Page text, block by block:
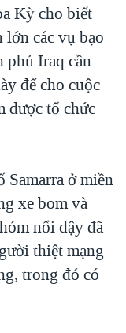
SÂM
THÔN MỸ
Kỳ cho biết
các vụ bạo
phủ Iraq cần
để cho cuộc
được tổ chức
Samarra ở miền
xe bom và
nổi dậy đã
thiệt mạng
trong đó có